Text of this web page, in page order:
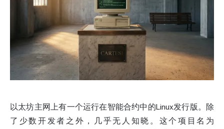
以太坊主网上有一个运行在智能合约中的Linux发行版。除
了少数开发者之外，几乎无人知晓。这个项目名为